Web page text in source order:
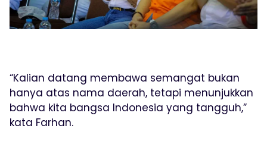
“Kalian datang membawa semangat bukan
hanya atas nama daerah, tetapi menunjukkan
bahwa kita bangsa Indonesia yang tangguh,”
kata Farhan.